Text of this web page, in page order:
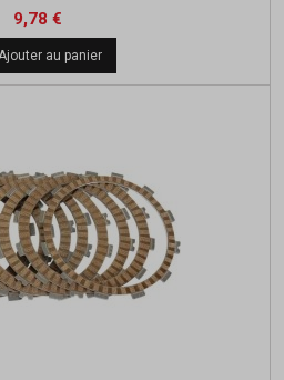
Prix
9,78 €Prix
base
Ajouter au panier